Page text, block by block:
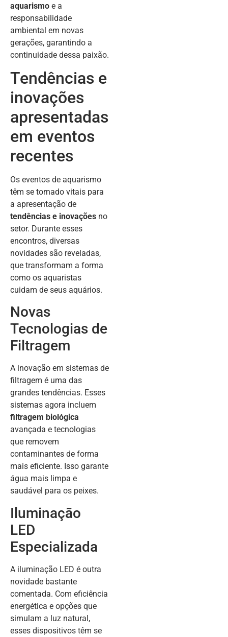
aquarismo e a
responsabilidade
ambiental em novas
gerações, garantindo a
continuidade dessa paixão.
Tendências e
inovações
apresentadas
em eventos
recentes
Os eventos de aquarismo
têm se tornado vitais para
a apresentação de
tendências e inovações no
setor. Durante esses
encontros, diversas
novidades são reveladas,
que transformam a forma
como os aquaristas
cuidam de seus aquários.
Novas
Tecnologias de
Filtragem
A inovação em sistemas de
filtragem é uma das
grandes tendências. Esses
sistemas agora incluem
filtragem biológica
avançada e tecnologias
que removem
contaminantes de forma
mais eficiente. Isso garante
água mais limpa e
saudável para os peixes.
Iluminação
LED
Especializada
A iluminação LED é outra
novidade bastante
comentada. Com eficiência
energética e opções que
simulam a luz natural,
esses dispositivos têm se